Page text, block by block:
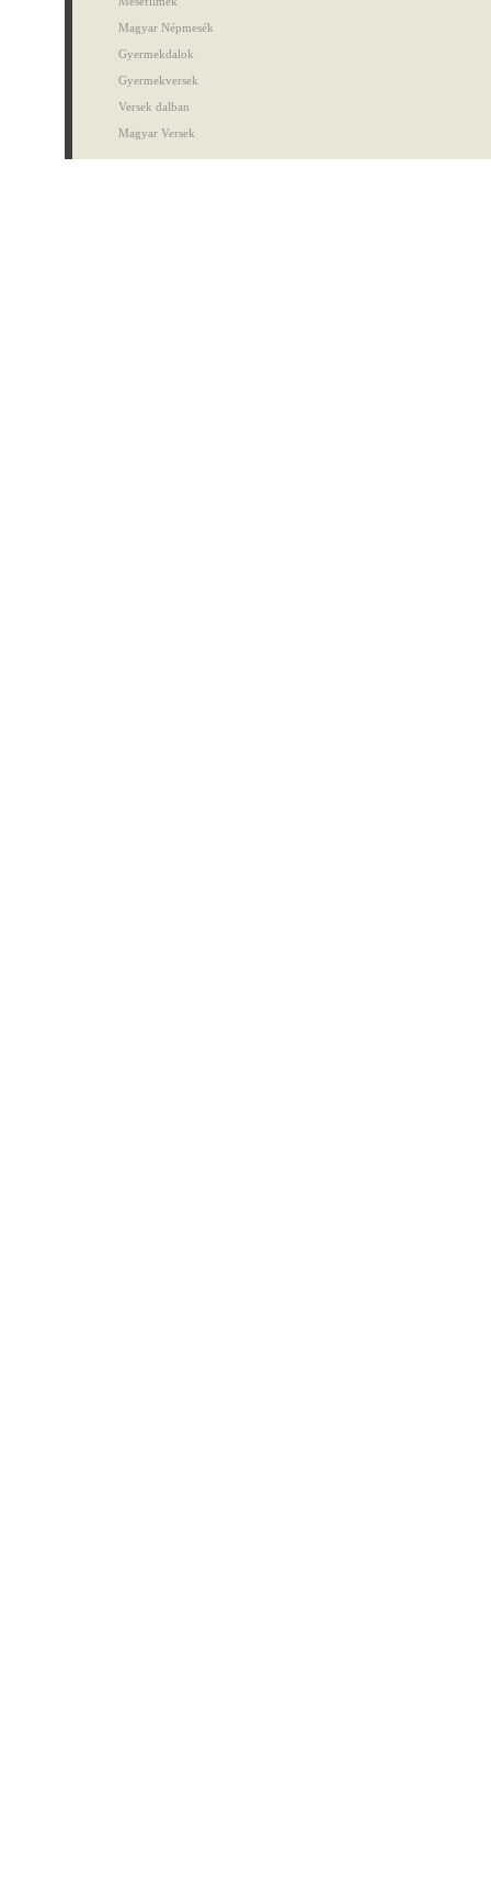
Magyar Népmesék
Gyermekdalok
Gyermekversek
Versek dalban
Magyar Versek